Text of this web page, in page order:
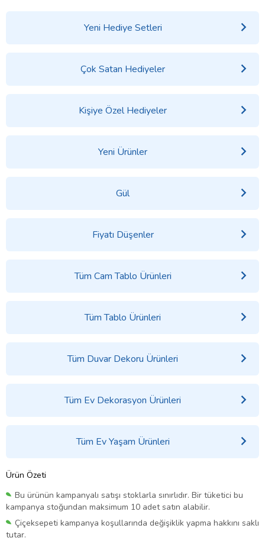
Yeni Hediye Setleri
Çok Satan Hediyeler
Kişiye Özel Hediyeler
Yeni Ürünler
Gül
Fiyatı Düşenler
Tüm Cam Tablo Ürünleri
Tüm Tablo Ürünleri
Tüm Duvar Dekoru Ürünleri
Tüm Ev Dekorasyon Ürünleri
Tüm Ev Yaşam Ürünleri
Ürün Özeti
Bu ürünün kampanyalı satışı stoklarla sınırlıdır. Bir tüketici bu
kampanya stoğundan maksimum 10 adet satın alabilir.
Çiçeksepeti kampanya koşullarında değişiklik yapma hakkını saklı
tutar.